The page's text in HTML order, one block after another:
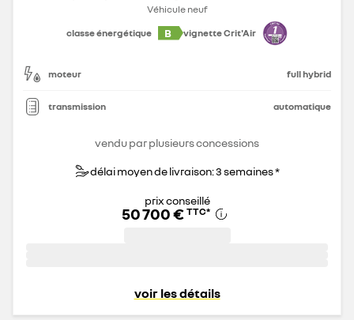
Véhicule neuf
classe énergétique
B vignette Crit'Air
moteur full hybrid
transmission automatique
vendu par plusieurs concessions
délai moyen de livraison: 3 semaines *
prix conseillé
50 700 € TTC*
voir les détails